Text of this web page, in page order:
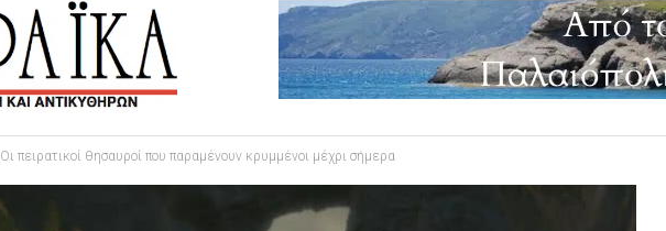
Οι πειρατικοί θησαυροί που παραμένουν κρυμμένοι μέχρι σήμερα